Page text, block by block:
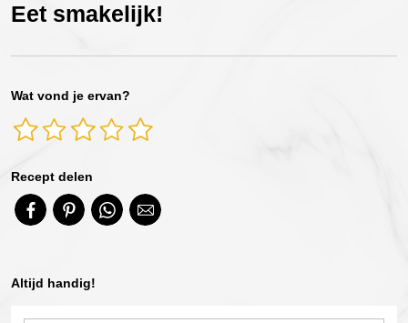
Eet smakelijk!
Wat vond je ervan?
Recept delen
Altijd handig!